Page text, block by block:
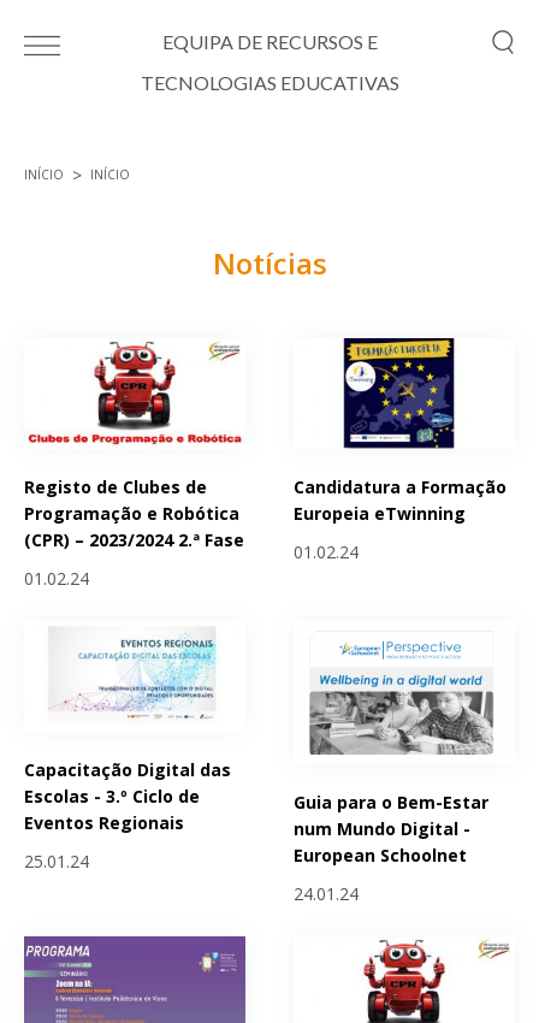
EQUIPA DE RECURSOS E
TECNOLOGIAS EDUCATIVAS
INÍCIO INÍCIO
Notícias
Registo de Clubes de
Programação e Robótica
(CPR) – 2023/2024 2.ª Fase
01.02.24
Candidatura a Formação
Europeia eTwinning
01.02.24
Capacitação Digital das
Escolas - 3.º Ciclo de
Eventos Regionais
25.01.24
Guia para o Bem-Estar
num Mundo Digital -
European Schoolnet
24.01.24
Páginas